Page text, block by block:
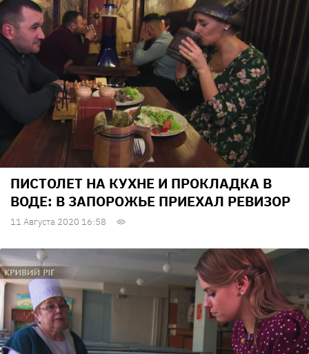
ПИСТОЛЕТ НА КУХНЕ И ПРОКЛАДКА В
ВОДЕ: В ЗАПОРОЖЬЕ ПРИЕХАЛ РЕВИЗОР
11 Августа 2020 16:58